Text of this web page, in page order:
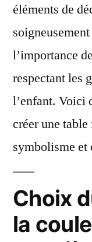
éléments de
l’importance
respectant les
l’enfant. Voici
créer une
symbolisme
Choix
la